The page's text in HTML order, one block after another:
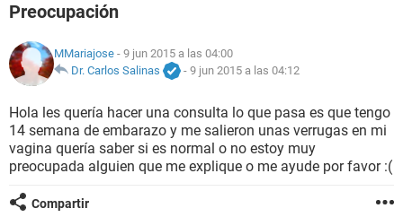
NUTRICIÓN
BIENESTAR
SEXUALIDAD
GLOSARIO
Preocupación
MMariajose - 9 jun 2015 a las 04:00
Dr. Carlos Salinas
- 9 jun 2015 a las 04:12
Hola les quería hacer una consulta lo que pasa es que tengo
14 semana de embarazo y me salieron unas verrugas en mi
vagina quería saber si es normal o no estoy muy
preocupada alguien que me explique o me ayude por favor :(
Compartir